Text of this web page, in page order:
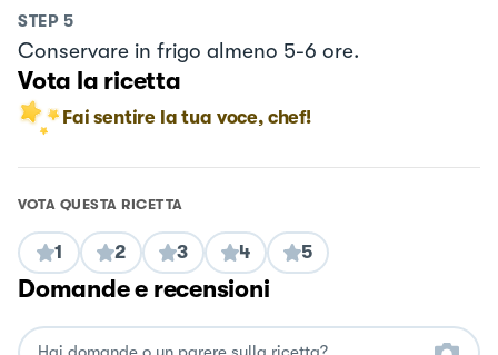
STEP 5
Conservare in frigo almeno 5-6 ore.
Vota la ricetta
Fai sentire la tua voce, chef!
VOTA QUESTA RICETTA
1 2 3 4 5
Domande e recensioni